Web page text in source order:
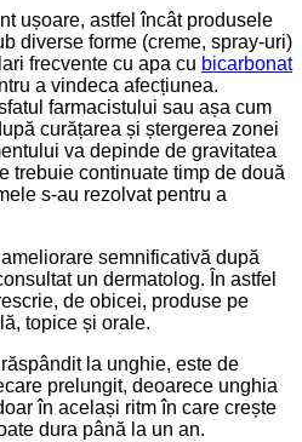
ușoare, astfel încât produsele
diverse forme (creme, spray-uri)
frecvente cu apa cu bicarbonat
a vindeca afecțiunea.
farmacistului sau așa cum
curățarea și ștergerea zonei
va depinde de gravitatea
trebuie continuate timp de două
s-au rezolvat pentru a
semnificativă după
un dermatolog. În astfel
de obicei, produse pe
topice și orale.
la unghie, este de
prelungit, deoarece unghia
în același ritm în care crește
dura până la un an.